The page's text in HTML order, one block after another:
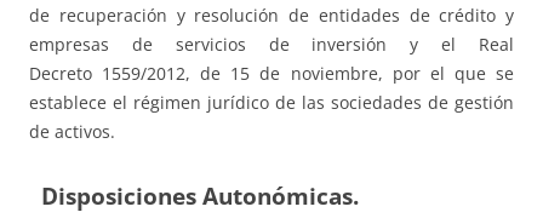
de recuperación y resolución de entidades de crédito y
empresas de servicios de inversión y el Real
Decreto 1559/2012, de 15 de noviembre, por el que se
establece el régimen jurídico de las sociedades de gestión
de activos.
Disposiciones Autonómicas.